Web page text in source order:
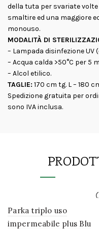
della tuta per svariate volte
smaltire ed una maggiore
monouso.
MODALITÀ DI
– Lampada disinfezione
– Acqua calda >50°C per 5
– Alcol etilico.
TAGLIE: 170 cm tg. L – 180
Spedizione gratuita per
sono IVA inclusa.
Parka triplo uso
impermeabile plus Blu